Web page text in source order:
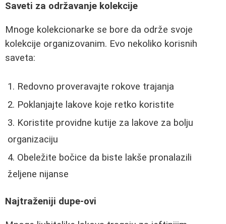
Saveti za održavanje kolekcije
Mnoge kolekcionarke se bore da održe svoje
kolekcije organizovanim. Evo nekoliko korisnih
saveta:
Redovno proveravajte rokove trajanja
Poklanjajte lakove koje retko koristite
Koristite providne kutije za lakove za bolju
organizaciju
Obeležite bočice da biste lakše pronalazili
željene nijanse
Najtraženiji dupe-ovi